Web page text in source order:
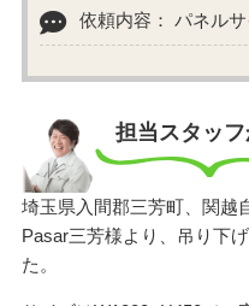
依頼内容： パネル
担当スタッフ
埼玉県入間郡三芳町、関越
Pasar三芳様より、吊り下
た。